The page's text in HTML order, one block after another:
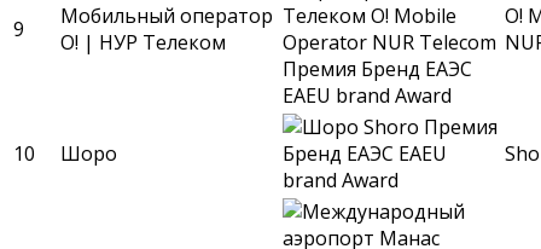
9
Мобильный оператор
О! | НУР Телеком
O!
10 Шоро